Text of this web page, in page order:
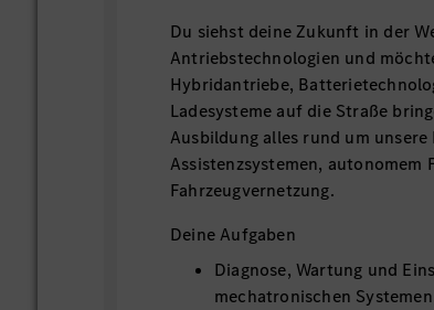
Du siehst deine Zukunft in der
Antriebstechnologien und
Hybridantriebe,
Ladesysteme auf die Straße
Ausbildung alles rund um unsere
Assistenzsystemen, autonomem
Fahrzeugvernetzung.
Deine Aufgaben
Diagnose, Wartung und
mechatronischen